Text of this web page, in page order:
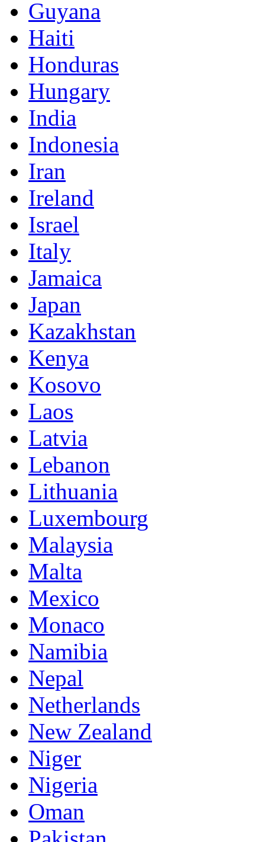
Guyana
Haiti
Honduras
Hungary
India
Indonesia
Iran
Ireland
Israel
Italy
Jamaica
Japan
Kazakhstan
Kenya
Kosovo
Laos
Latvia
Lebanon
Lithuania
Luxembourg
Malaysia
Malta
Mexico
Monaco
Namibia
Nepal
Netherlands
New Zealand
Niger
Nigeria
Oman